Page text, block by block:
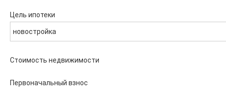
Цель ипотеки
новостройка
Стоимость недвижимости
Первоначальный взнос